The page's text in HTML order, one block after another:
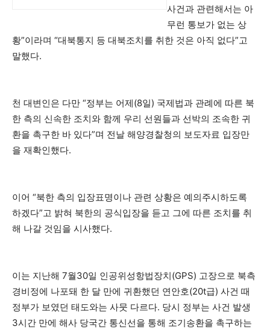
사건과 관련해서는 아
무런 통보가 없는 상
황”이라며 “대북통지 등 대북조치를 취한 것은 아직 없다”고
말했다.
천 대변인은 다만 “정부는 어제(8일) 국제법과 관례에 따른 북
한 측의 신속한 조치와 함께 우리 선원들과 선박의 조속한 귀
환을 촉구한 바 있다”며 전날 해양경찰청의 보도자료 입장만
을 재확인했다.
이어 “북한 측의 입장표명이나 관련 상황은 예의주시하도록
하겠다”고 밝혀 북한의 공식입장을 듣고 그에 따른 조치를 취
해 나갈 것임을 시사했다.
이는 지난해 7월30일 인공위성항법장치(GPS) 고장으로 북측
경비정에 나포돼 한 달 만에 귀환했던 연안호(20t급) 사건 때
정부가 보였던 태도와는 사뭇 다르다. 당시 정부는 사건 발생
3시간 만에 해사 당국간 통신선을 통해 조기송환을 촉구하는